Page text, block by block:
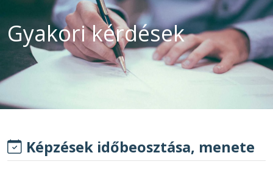
Gyakori kérdések
Képzések időbeosztása, menete